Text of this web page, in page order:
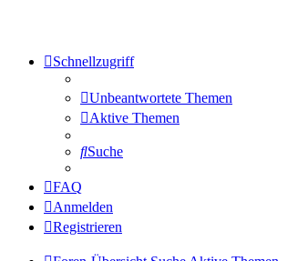
Schnellzugriff
Unbeantwortete Themen
Aktive Themen
Suche
FAQ
Anmelden
Registrieren